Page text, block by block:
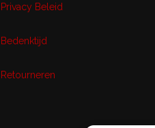
Privacy Beleid
Bedenktijd
Retourneren